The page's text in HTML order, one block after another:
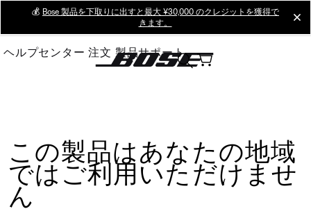
Main
💰 Bose 製品を下取りに出すと最大 ¥30,000 のクレジットを獲得で
きます。
ヘルプセンター 注文 製品サポート
この製品はあなたの地域
ではご利用いただけませ
ん